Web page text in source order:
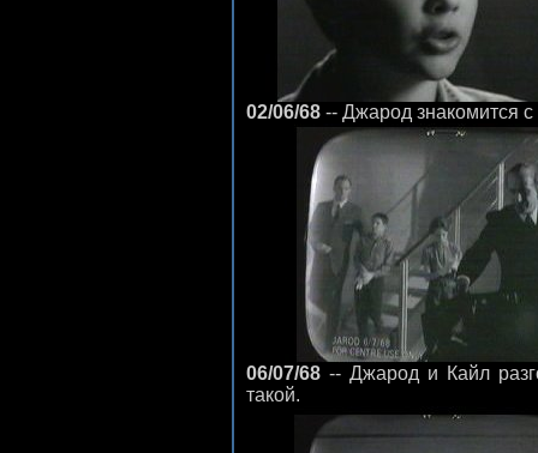
02/06/68 -- Джарод знакомится
06/07/68 -- Джарод и Кайл
такой.